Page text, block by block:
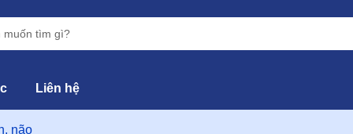
Liên hệ
não